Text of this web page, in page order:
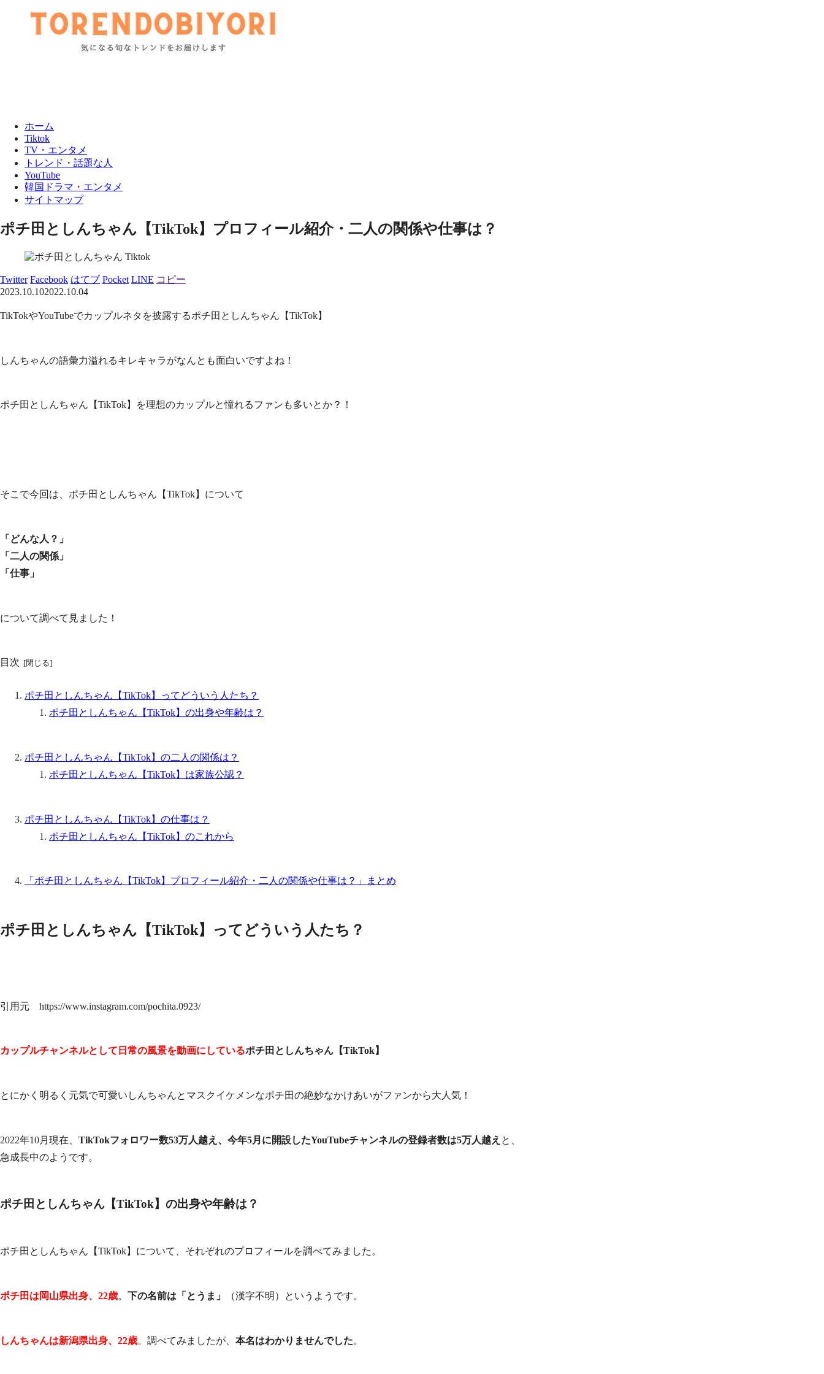
ホーム
Tiktok
TV・エンタメ
トレンド・話題な人
YouTube
韓国ドラマ・エンタメ
サイトマップ
ポチ田としんちゃん【TikTok】プロフィール紹介・二人の関係や仕事は？
Tiktok
Twitter Facebook はてブ Pocket LINE コピー
2023.10.102022.10.04
TikTokやYouTubeでカップルネタを披露するポチ田としんちゃん【TikTok】
しんちゃんの語彙力溢れるキレキャラがなんとも面白いですよね！
ポチ田としんちゃん【TikTok】を理想のカップルと憧れるファンも多いとか？！
そこで今回は、ポチ田としんちゃん【TikTok】について
「どんな人？」
「二人の関係」
「仕事」
について調べて見ました！
目次
ポチ田としんちゃん【TikTok】ってどういう人たち？
ポチ田としんちゃん【TikTok】の出身や年齢は？
ポチ田としんちゃん【TikTok】の二人の関係は？
ポチ田としんちゃん【TikTok】は家族公認？
ポチ田としんちゃん【TikTok】の仕事は？
ポチ田としんちゃん【TikTok】のこれから
「ポチ田としんちゃん【TikTok】プロフィール紹介・二人の関係や仕事は？」まとめ
ポチ田としんちゃん【TikTok】ってどういう人たち？
引用元 https://www.instagram.com/pochita.0923/
カップルチャンネルとして日常の風景を動画にしているポチ田としんちゃん【TikTok】
とにかく明るく元気で可愛いしんちゃんとマスクイケメンなポチ田の絶妙なかけあいがファンから大人気！
2022年10月現在、 TikTokフォロワー数53万人越え、今年5月に開設したYouTubeチャンネルの登録者数は5万人越え と、
急成長中のようです。
ポチ田としんちゃん【TikTok】の出身や年齢は？
ポチ田としんちゃん【TikTok】について、それぞれのプロフィールを調べてみました。
ポチ田は岡山県出身、22歳。 下の名前は「とうま」 （漢字不明）というようです。
しんちゃんは新潟県出身、22歳。調べてみましたが、 本名はわかりませんでした。